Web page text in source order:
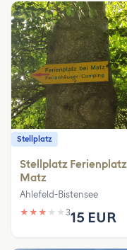
Stellplatz
Stellplatz Ferienplatz
Matz
Ahlefeld-Bistensee
★ ★ ★ ★ ★ 315 EUR